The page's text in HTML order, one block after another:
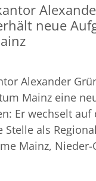
neue
Alexander
Mainz eine
Er wechselt auf
Stelle als
Mainz, Nieder-